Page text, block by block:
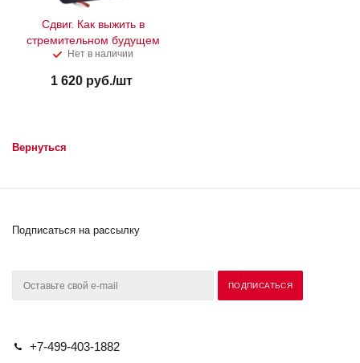
Сдвиг. Как выжить в
стремительном будущем
Нет в наличии
1 620 руб./шт
Вернуться
Подписаться на рассылку
+7-499-403-1882